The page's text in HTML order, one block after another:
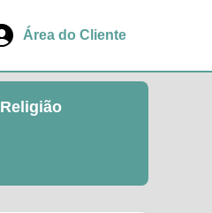
Área do Cliente
Religião